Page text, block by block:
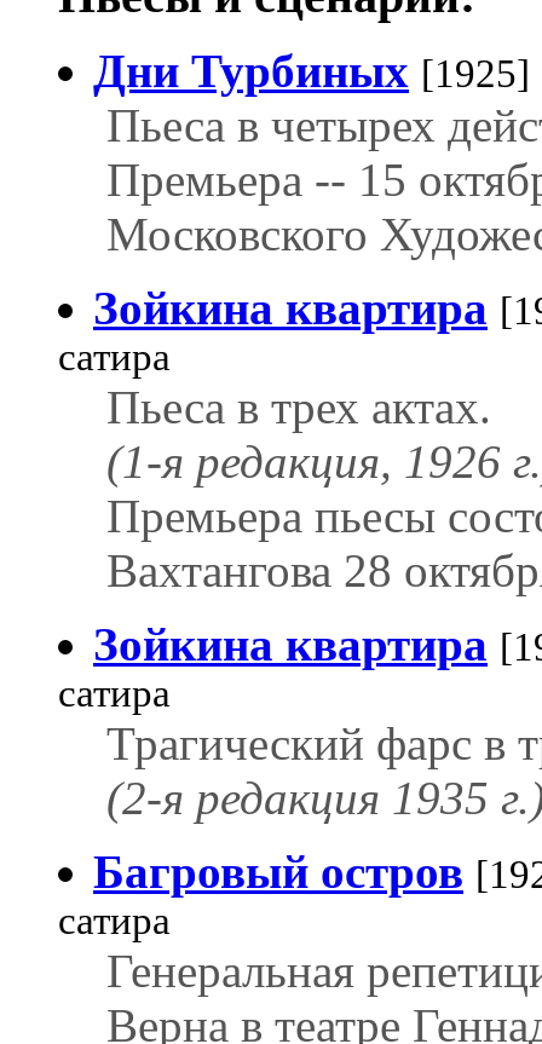
Дни Турбиных [1925]
Пьеса в четырех
Премьера -- 15
Московского
Зойкина квартира
сатира
Пьеса в трех актах.
(1-я редакция, 1926
Премьера пьесы
Вахтангова 28
Зойкина квартира
сатира
Трагический фарс в
(2-я редакция 1935
Багровый остров
сатира
Генеральная
Верна в театре